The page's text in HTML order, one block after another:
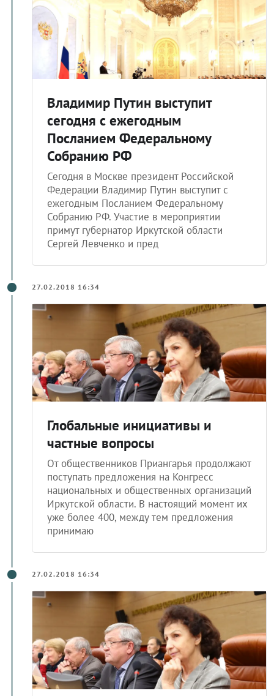
Владимир Путин выступит
сегодня с ежегодным
Посланием Федеральному
Собранию РФ
Сегодня в Москве президент Российской
Федерации Владимир Путин выступит с
ежегодным Посланием Федеральному
Собранию РФ. Участие в мероприятии
примут губернатор Иркутской области
Сергей Левченко и пред
27.02.2018 16:34
Глобальные инициативы и
частные вопросы
От общественников Приангарья продолжают
поступать предложения на Конгресс
национальных и общественных организаций
Иркутской области. В настоящий момент их
уже более 400, между тем предложения
принимаю
27.02.2018 16:34